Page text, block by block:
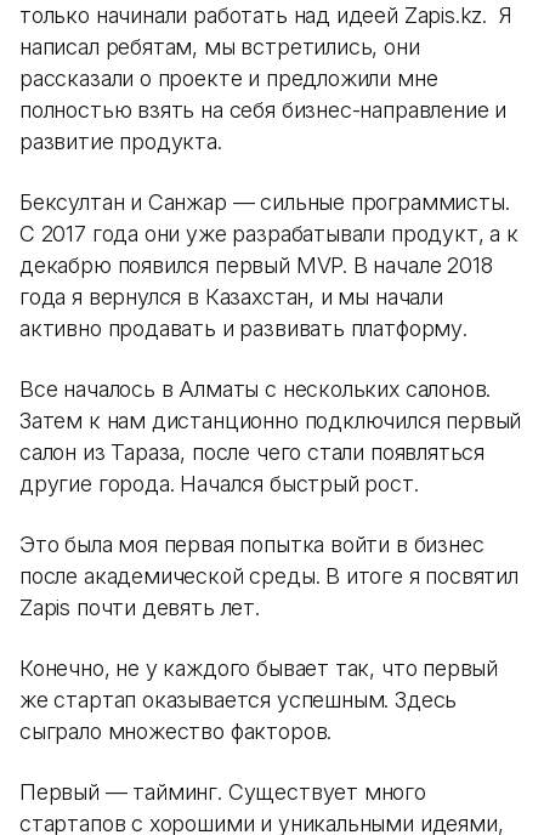
только начинали работать над идеей Zapis.kz. Я
написал ребятам, мы встретились, они
рассказали о проекте и предложили мне
полностью взять на себя бизнес-направление и
развитие продукта.
Бексултан и Санжар — сильные программисты.
С 2017 года они уже разрабатывали продукт, а к
декабрю появился первый MVP. В начале 2018
года я вернулся в Казахстан, и мы начали
активно продавать и развивать платформу.
Все началось в Алматы с нескольких салонов.
Затем к нам дистанционно подключился первый
салон из Тараза, после чего стали появляться
другие города. Начался быстрый рост.
Это была моя первая попытка войти в бизнес
после академической среды. В итоге я посвятил
Zapis почти девять лет.
Конечно, не у каждого бывает так, что первый
же стартап оказывается успешным. Здесь
сыграло множество факторов.
Первый — тайминг. Существует много
стартапов с хорошими и уникальными идеями,